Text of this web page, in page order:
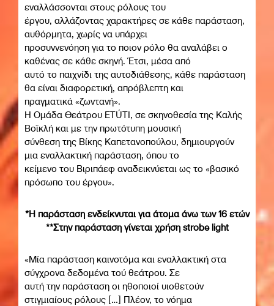
εναλλάσσονται στους ρόλους του
έργου, αλλάζοντας χαρακτήρες σε κάθε παράσταση,
αυθόρμητα, χωρίς να υπάρχει
προσυννενόηση για το ποιον ρόλο θα αναλάβει ο
καθένας σε κάθε σκηνή. Έτσι, μέσα από
αυτό το παιχνίδι της αυτοδιάθεσης, κάθε παράσταση
θα είναι διαφορετική, απρόβλεπτη και
πραγματικά «ζωντανή».
Η Ομάδα Θεάτρου ETÚTI, σε σκηνοθεσία της Καλής
Βοϊκλή και με την πρωτότυπη μουσική
σύνθεση της Βίκης Καπετανοπούλου, δημιουργούν
μια εναλλακτική παράσταση, όπου το
κείμενο του Βιριπάεφ αναδεικνύεται ως το «βασικό
πρόσωπο του έργου».
*Η παράσταση ενδείκνυται για άτομα άνω των 16 ετών
**Στην παράσταση γίνεται χρήση strobe light
«Μία παράσταση καινοτόμα και εναλλακτική στα
σύγχρονα δεδομένα τού θεάτρου. Σε
αυτή την παράσταση οι ηθοποιοί υιοθετούν
στιγμιαίους ρόλους […] Πλέον, το νόημα